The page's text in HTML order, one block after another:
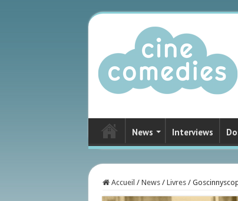
News Interviews
Accueil / News / Livres /